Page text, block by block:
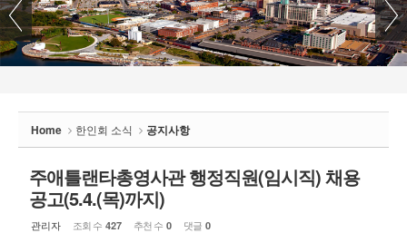
Home 한인회 소식 공지사항
주애틀랜타총영사관 행정직원(임시직) 채용
공고(5.4.(목)까지)
관리자 조회 수 427 추천 수 0 댓글 0
한인회 소식
- 공지사항
- 몽고메리 한인회 이모저모
- 사진으로 보는 한인회
- 애틀랜타 총영사관 소식
Sketchbook5, 스케치북5